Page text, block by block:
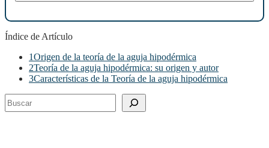
Índice de Artículo
1Origen de la teoría de la aguja hipodérmica
2Teoría de la aguja hipodérmica: su origen y autor
3Características de la Teoría de la aguja hipodérmica
Buscar